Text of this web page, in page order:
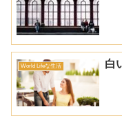
World Lifeな生活 白